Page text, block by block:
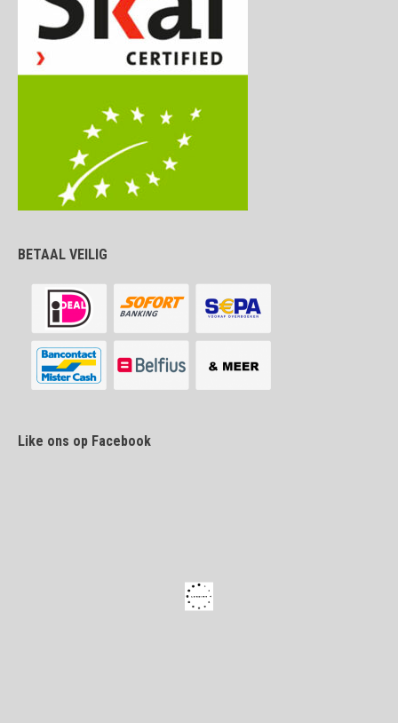
BETAAL VEILIG
Like ons op Facebook